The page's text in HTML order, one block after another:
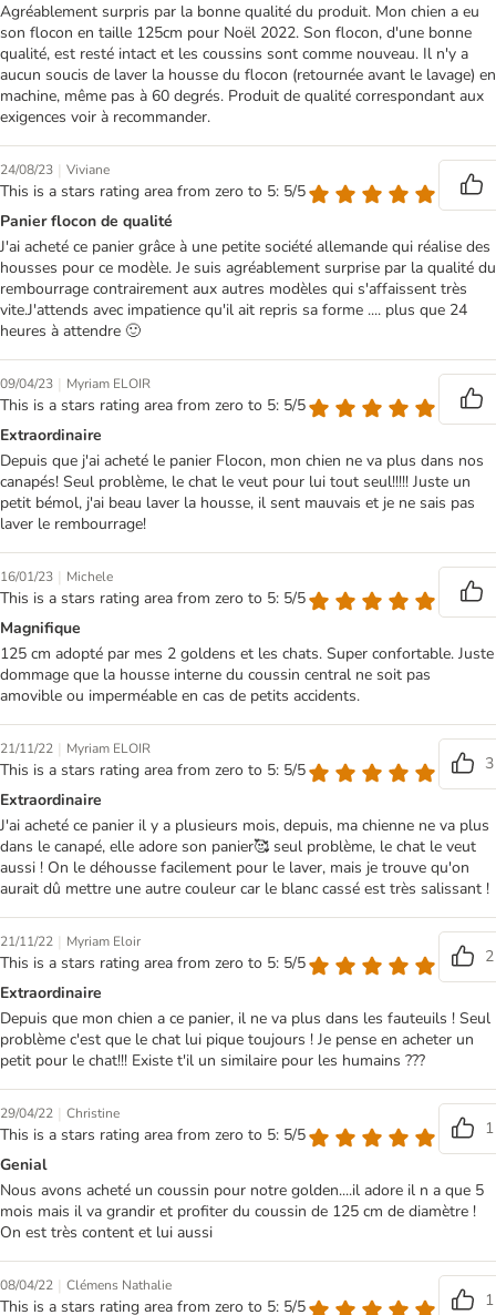
Agréablement surpris par la bonne qualité du produit. Mon chien a eu
son flocon en taille 125cm pour Noël 2022. Son flocon, d'une bonne
qualité, est resté intact et les coussins sont comme nouveau. Il n'y a
aucun soucis de laver la housse du flocon (retournée avant le lavage) en
machine, même pas à 60 degrés. Produit de qualité correspondant aux
exigences voir à recommander.
24/08/23 | Viviane
This is a stars rating area from zero to 5: 5/5
Panier flocon de qualité
J'ai acheté ce panier grâce à une petite société allemande qui réalise des
housses pour ce modèle. Je suis agréablement surprise par la qualité du
rembourrage contrairement aux autres modèles qui s'affaissent très
vite.J'attends avec impatience qu'il ait repris sa forme .... plus que 24
heures à attendre 🙂
09/04/23 | Myriam ELOIR
This is a stars rating area from zero to 5: 5/5
Extraordinaire
Depuis que j'ai acheté le panier Flocon, mon chien ne va plus dans nos
canapés! Seul problème, le chat le veut pour lui tout seul!!!!! Juste un
petit bémol, j'ai beau laver la housse, il sent mauvais et je ne sais pas
laver le rembourrage!
16/01/23 | Michele
This is a stars rating area from zero to 5: 5/5
Magnifique
125 cm adopté par mes 2 goldens et les chats. Super confortable. Juste
dommage que la housse interne du coussin central ne soit pas
amovible ou imperméable en cas de petits accidents.
21/11/22 | Myriam ELOIR
This is a stars rating area from zero to 5: 5/5
3
Extraordinaire
J'ai acheté ce panier il y a plusieurs mois, depuis, ma chienne ne va plus
dans le canapé, elle adore son panier🥰 seul problème, le chat le veut
aussi ! On le déhousse facilement pour le laver, mais je trouve qu'on
aurait dû mettre une autre couleur car le blanc cassé est très salissant !
21/11/22 | Myriam Eloir
This is a stars rating area from zero to 5: 5/5
2
Extraordinaire
Depuis que mon chien a ce panier, il ne va plus dans les fauteuils ! Seul
problème c'est que le chat lui pique toujours ! Je pense en acheter un
petit pour le chat!!! Existe t'il un similaire pour les humains ???
29/04/22 | Christine
This is a stars rating area from zero to 5: 5/5
1
Genial
Nous avons acheté un coussin pour notre golden....il adore il n a que 5
mois mais il va grandir et profiter du coussin de 125 cm de diamètre !
On est très content et lui aussi
08/04/22 | Clémens Nathalie
This is a stars rating area from zero to 5: 5/5 1